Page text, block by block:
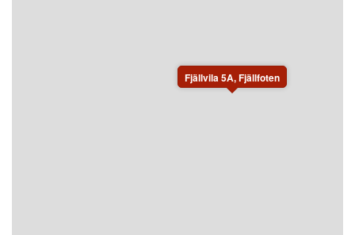
by, Himmelfjäll och Idre Fjäll.Fjällvila 5A, Fjällfoten